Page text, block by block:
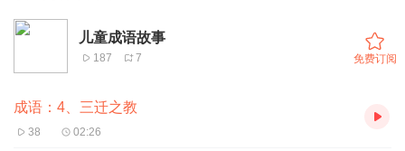
儿童成语故事
187 7 免费订阅
成语：4、三迁之教
38 02:26